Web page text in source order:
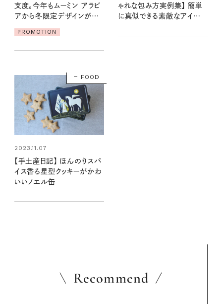
支度。今年もムーミン アラビ
アから冬限定デザインが登
PROMOTION
ゃれな包み方実例集】 簡単
に真似できる素敵なアイデ
FOOD
2023.11.07
【手土産日記】 ほんのりスパ
イス香る星型クッキーがかわ
いいノエル缶
Recommend